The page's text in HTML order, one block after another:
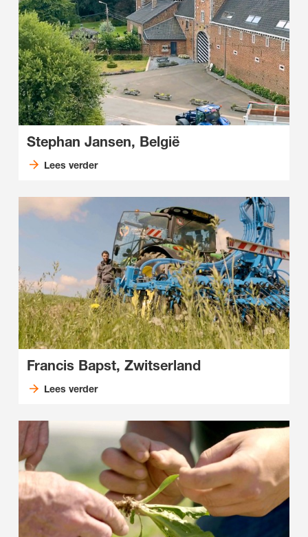
Stephan Jansen, België
Lees verder
Francis Bapst, Zwitserland
Lees verder